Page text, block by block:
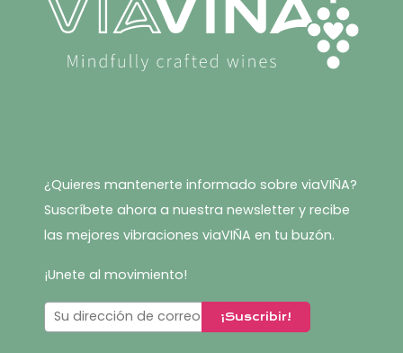
¿Quieres mantenerte informado sobre viaVIÑA?
Suscríbete ahora a nuestra newsletter y recibe
las mejores vibraciones viaVIÑA en tu buzón.
¡Unete al movimiento!